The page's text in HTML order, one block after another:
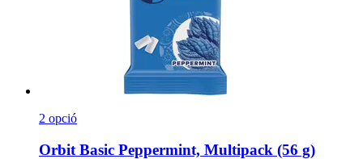
2 opció
Orbit Basic Peppermint, Multipack (56 g)